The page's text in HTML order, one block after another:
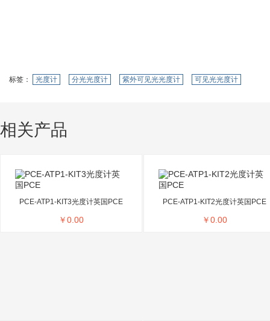
标签： 光度计 分光光度计 紫外可见光光度计 可见光光度计
相关产品
PCE-ATP1-KIT3光度计英国PCE
￥0.00
PCE-ATP1-KIT2光度计英国PCE
￥0.00